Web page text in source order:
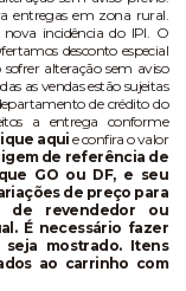
entregas em zona rural.
incidência do IPI. O
desconto especial
alteração sem aviso
as vendas estão sujeitas
de crédito do
a entrega conforme
aquie confira o valor
de referência de
GO ou DF, e seu
de preço para
de revendedor ou
É necessário fazer
mostrado. Itens
ao carrinho com